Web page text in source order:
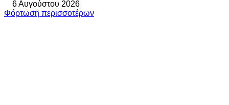
6 Αυγούστου 2026
Φόρτωση περισσοτέρων